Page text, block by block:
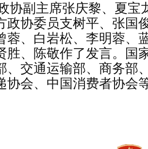
协副主席张庆黎、夏宝
政协委员支树平、张国
蓉、白岩松、李明蓉、
胜、陈敬作了发言。国
、交通运输部、商务部
协会、中国消费者协会